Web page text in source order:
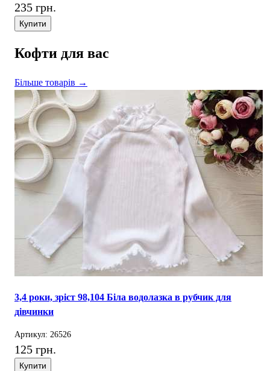
235 грн.
Купити
Кофти для вас
Більше товарів →
3,4 роки, зріст 98,104 Біла водолазка в рубчик для
дівчинки
Артикул: 26526
125 грн.
Купити